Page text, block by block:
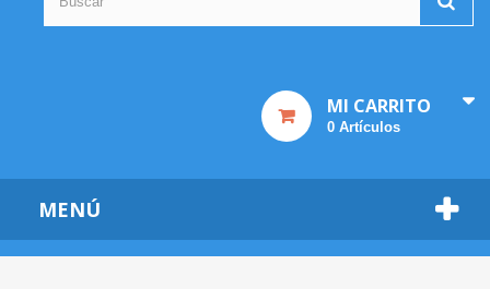
MI CARRITO
0 Artículos
MENÚ